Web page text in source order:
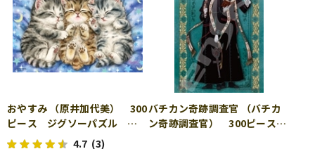
おやすみ （原井加代美） 300
ピース ジグソーパズル
BEV-33-137
4.7 (3)
バチカン奇跡調査官 （バチカ
ン奇跡調査官） 300ピース